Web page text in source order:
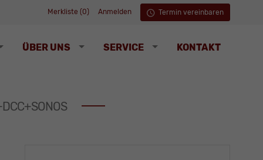
Merkliste (0) Anmelden Termin vereinbaren
ÜBER UNS SERVICE KONTAKT